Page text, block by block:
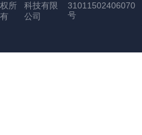
权所
有
科技有限
公司
31011502406070
号